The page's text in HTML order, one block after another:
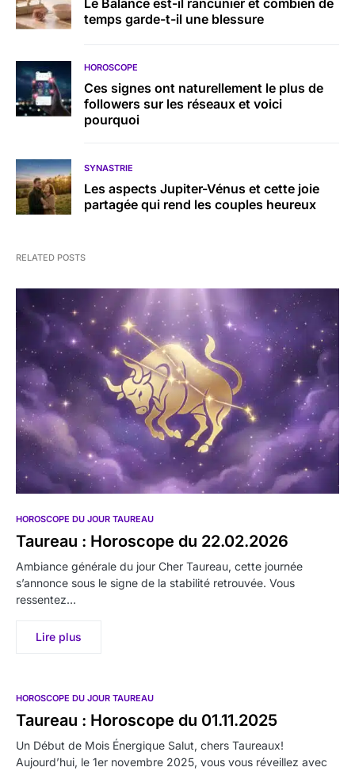
temps garde-t-il une blessure
HOROSCOPE
Ces signes ont naturellement le plus de
followers sur les réseaux et voici
pourquoi
SYNASTRIE
Les aspects Jupiter-Vénus et cette joie
partagée qui rend les couples heureux
RELATED POSTS
HOROSCOPE DU JOUR TAUREAU
Taureau : Horoscope du 22.02.2026
Ambiance générale du jour Cher Taureau, cette journée
s’annonce sous le signe de la stabilité retrouvée. Vous
ressentez…
Lire plus
HOROSCOPE DU JOUR TAUREAU
Taureau : Horoscope du 01.11.2025
Un Début de Mois Énergique Salut, chers Taureaux!
Aujourd’hui, le 1er novembre 2025, vous vous réveillez avec